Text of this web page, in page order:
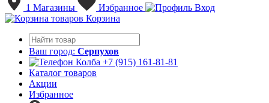
1 Магазины Избранное
Вход
Корзина
Ваш город: Серпухов
+7 (915) 161-81-81
Каталог товаров
Акции
Избранное